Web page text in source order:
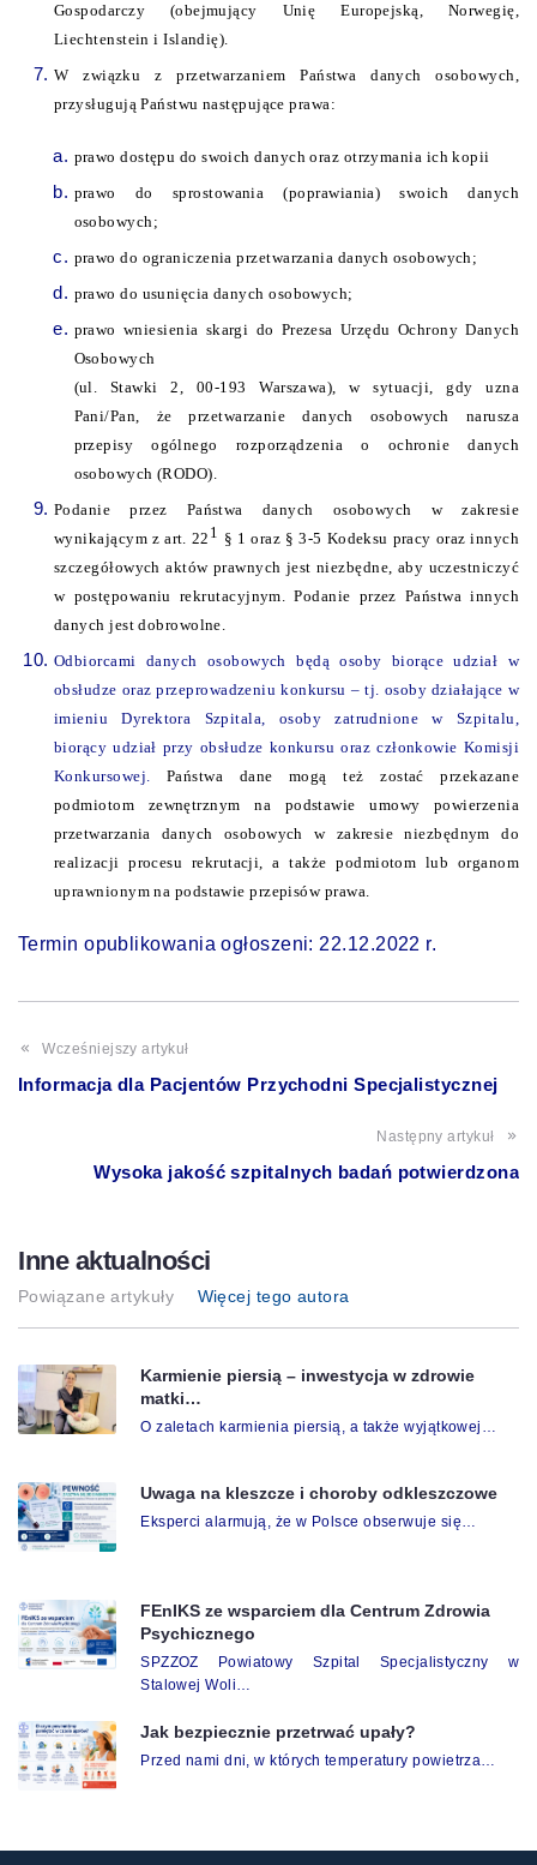
Gospodarczy (obejmujący Unię Europejską, Norwegię,
Liechtenstein i Islandię).
W związku z przetwarzaniem Państwa danych osobowych,
przysługują Państwu następujące prawa:
prawo dostępu do swoich danych oraz otrzymania ich kopii
prawo do sprostowania (poprawiania) swoich danych
osobowych;
prawo do ograniczenia przetwarzania danych osobowych;
prawo do usunięcia danych osobowych;
prawo wniesienia skargi do Prezesa Urzędu Ochrony Danych
Osobowych
(ul. Stawki 2, 00-193 Warszawa), w sytuacji, gdy uzna
Pani/Pan, że przetwarzanie danych osobowych narusza
przepisy ogólnego rozporządzenia o ochronie danych
osobowych (RODO).
Podanie przez Państwa danych osobowych w zakresie
wynikającym z art. 22 1 § 1 oraz § 3-5 Kodeksu pracy oraz innych
szczegółowych aktów prawnych jest niezbędne, aby uczestniczyć
w postępowaniu rekrutacyjnym. Podanie przez Państwa innych
danych jest dobrowolne.
Odbiorcami danych osobowych będą osoby biorące udział w
obsłudze oraz przeprowadzeniu konkursu – tj. osoby działające w
imieniu Dyrektora Szpitala, osoby zatrudnione w Szpitalu,
biorący udział przy obsłudze konkursu oraz członkowie Komisji
Konkursowej. Państwa dane mogą też zostać przekazane
podmiotom zewnętrznym na podstawie umowy powierzenia
przetwarzania danych osobowych w zakresie niezbędnym do
realizacji procesu rekrutacji, a także podmiotom lub organom
uprawnionym na podstawie przepisów prawa.
Termin opublikowania ogłoszeni: 22.12.2022 r.
Wcześniejszy artykuł
Informacja dla Pacjentów Przychodni Specjalistycznej
Następny artykuł
Wysoka jakość szpitalnych badań potwierdzona
Inne aktualności
Powiązane artykuły Więcej tego autora
Karmienie piersią – inwestycja w zdrowie
matki…
O zaletach karmienia piersią, a także wyjątkowej…
Uwaga na kleszcze i choroby odkleszczowe
Eksperci alarmują, że w Polsce obserwuje się…
FEnIKS ze wsparciem dla Centrum Zdrowia
Psychicznego
SPZZOZ Powiatowy Szpital Specjalistyczny w
Stalowej Woli…
Jak bezpiecznie przetrwać upały?
Przed nami dni, w których temperatury powietrza…